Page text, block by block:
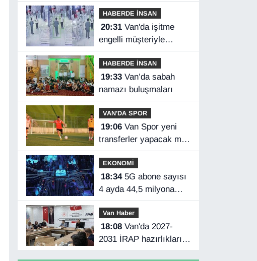
zorluyor
HABERDE İNSAN
20:31Van'da işitme
engelli müşteriyle
halaylı pazarlık
gülümsetti
HABERDE İNSAN
19:33Van’da sabah
namazı buluşmaları
VAN'DA SPOR
19:06Van Spor yeni
transferler yapacak mı?
Başkan Özgür İreç İlhan
açıkladı
EKONOMİ
18:345G abone sayısı
4 ayda 44,5 milyona
ulaştı
Van Haber
18:08Van'da 2027-
2031 İRAP hazırlıkları
başladı